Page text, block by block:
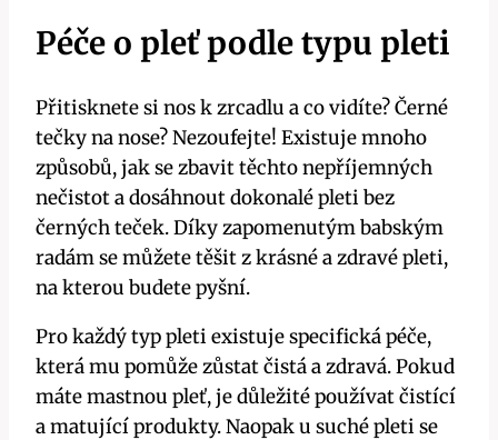
Péče o pleť podle typu pleti
Přitisknete si nos k zrcadlu a co vidíte? Černé
tečky na nose? Nezoufejte! Existuje mnoho
způsobů, jak se zbavit těchto nepříjemných
nečistot a dosáhnout dokonalé pleti bez
černých teček. Díky zapomenutým babským
radám se můžete těšit z krásné a zdravé pleti,
na kterou budete pyšní.
Pro každý typ pleti existuje specifická péče,
která mu pomůže zůstat čistá a zdravá. Pokud
máte mastnou pleť, je důležité používat čistící
a matující produkty. Naopak u suché pleti se